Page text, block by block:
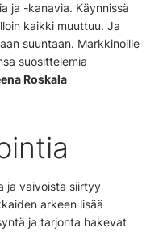
ja -kanavia. Käynnissä
kaikki muuttuu. Ja
suuntaan. Markkinoille
suosittelemia
Roskala
ja vaivoista siirtyy
arkeen lisää
ja tarjonta hakevat